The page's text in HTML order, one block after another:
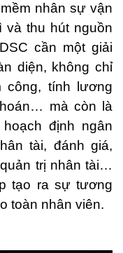
nhân sự vận
và thu hút nguồn
cần một giải
diện, không chỉ
công, tính lương
mà còn là
định ngân
tài, đánh giá,
trị nhân tài…
tạo ra sự tương
toàn nhân viên.